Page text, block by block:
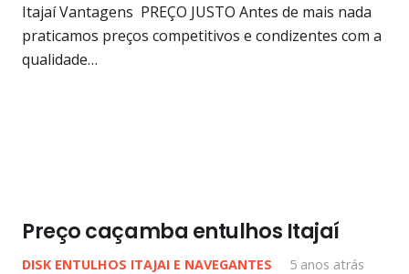
Itajaí Vantagens PREÇO JUSTO Antes de mais nada
praticamos preços competitivos e condizentes com a
qualidade…
Preço caçamba entulhos Itajaí
DISK ENTULHOS ITAJAI E NAVEGANTES 5 anos atrás